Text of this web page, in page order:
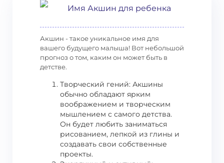
Имя Акшин для ребенка
Акшин - такое уникальное имя для
вашего будущего малыша! Вот небольшой
прогноз о том, каким он может быть в
детстве.
Творческий гений: Акшины
обычно обладают ярким
воображением и творческим
мышлением с самого детства.
Он будет любить заниматься
рисованием, лепкой из глины и
создавать свои собственные
проекты.